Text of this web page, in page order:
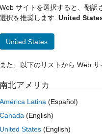
error
Mukherjee
exceeds matrix
Web サイトを選択すると、翻訳
選択を推奨します: United
United States
また、以下のリストから Web
南北アメリカ
América Latina (Español)
Canada (English)
United States (English)